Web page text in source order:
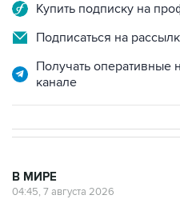
Купить подписку на
Подписаться на
Получать оперативные
канале
В МИРЕ
04:45, 7 августа 2026